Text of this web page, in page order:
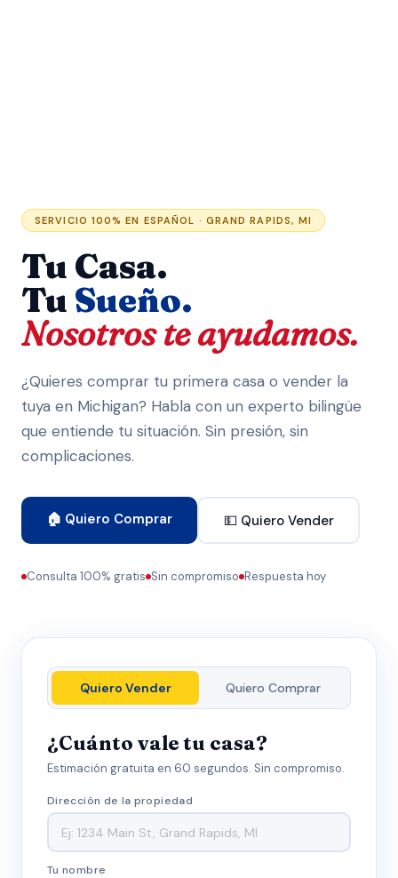
SERVICIO 100% EN ESPAÑOL · GRAND RAPIDS, MI
Tu Casa.
Tu Sueño.
Nosotros te ayudamos.
¿Quieres comprar tu primera casa o vender la
tuya en Michigan? Habla con un experto bilingüe
que entiende tu situación. Sin presión, sin
complicaciones.
🏠 Quiero Comprar 💵 Quiero Vender
Consulta 100% gratis Sin compromiso Respuesta hoy
Quiero Vender Quiero Comprar
¿Cuánto vale tu casa?
Estimación gratuita en 60 segundos. Sin compromiso.
Dirección de la propiedad
Tu nombre